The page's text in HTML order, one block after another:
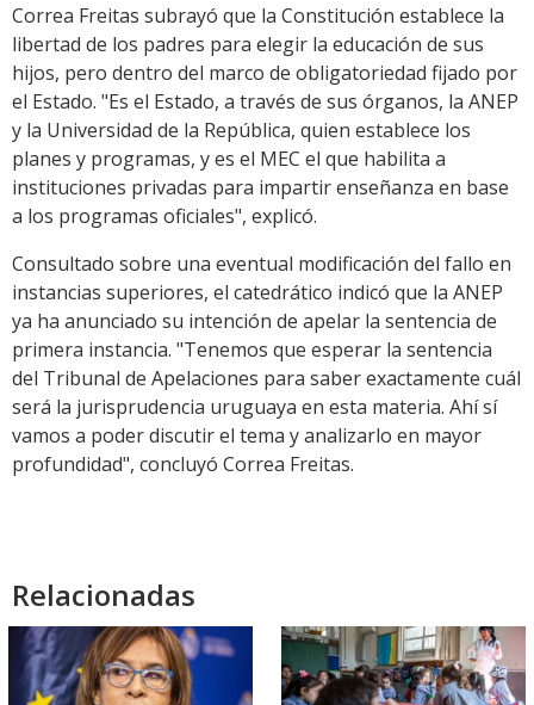
Correa Freitas subrayó que la Constitución establece la
libertad de los padres para elegir la educación de sus
hijos, pero dentro del marco de obligatoriedad fijado por
el Estado. "Es el Estado, a través de sus órganos, la ANEP
y la Universidad de la República, quien establece los
planes y programas, y es el MEC el que habilita a
instituciones privadas para impartir enseñanza en base
a los programas oficiales", explicó.
Consultado sobre una eventual modificación del fallo en
instancias superiores, el catedrático indicó que la ANEP
ya ha anunciado su intención de apelar la sentencia de
primera instancia. "Tenemos que esperar la sentencia
del Tribunal de Apelaciones para saber exactamente cuál
será la jurisprudencia uruguaya en esta materia. Ahí sí
vamos a poder discutir el tema y analizarlo en mayor
profundidad", concluyó Correa Freitas.
Relacionadas